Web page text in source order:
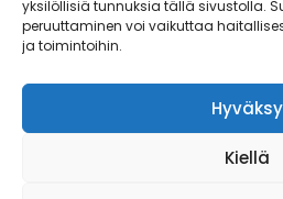
yksilöllisiä tunnuksia tällä sivustolla.
peruuttaminen voi vaikuttaa
ja toimintoihin.
Hyväksy
Kiellä
Kenguru
Killeri
Kriketti